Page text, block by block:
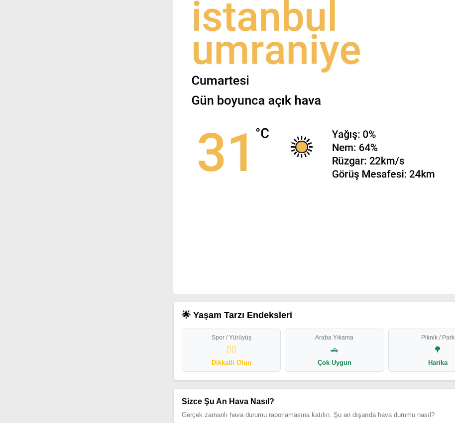
🌟 Yaşam Tarzı Endeksleri
Spor / Yürüyüş
🏃‍♂️
Dikkatli Olun
Araba Yıkama
🚗
Çok Uygun
Piknik / Park
🌳
Harika
Sizce Şu An Hava Nasıl?
Gerçek zamanlı hava durumu raporlamasına katılın. Şu an dışarıda hava durumu nasıl?